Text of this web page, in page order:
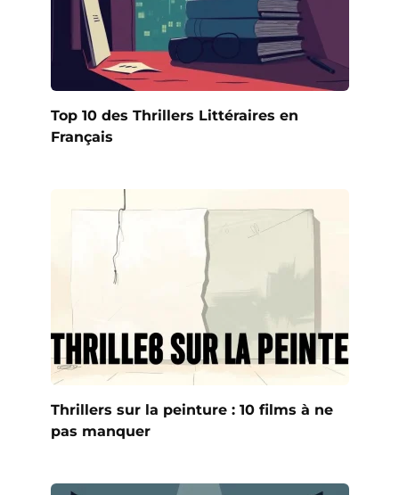
Top 10 des Thrillers Littéraires en
Français
Thrillers sur la peinture : 10 films à ne
pas manquer